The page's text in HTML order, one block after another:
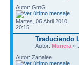
Autor: GmG
Martes, 06 Abril 2010,
20:15
Traduciendo
Autor: Munera »
Autor: Zanalee